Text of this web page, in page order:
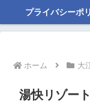
プライバシーポ
ホーム 大
湯快リゾー